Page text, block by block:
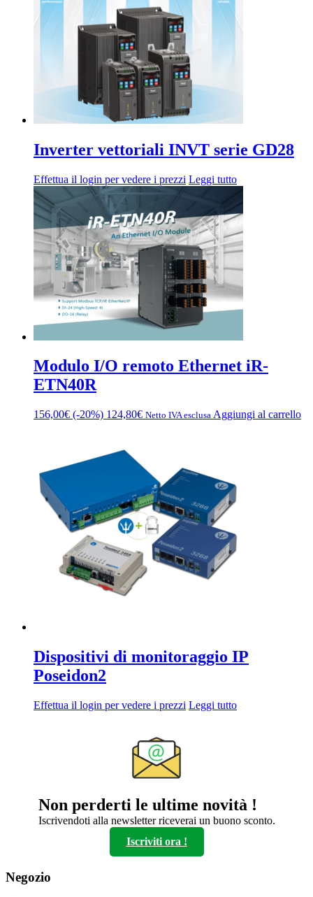
Inverter vettoriali INVT serie GD28
Effettua il login per vedere i prezzi Leggi tutto
Modulo I/O remoto Ethernet iR-
ETN40R
156,00€ (-20%) 124,80€ Netto IVA esclusa Aggiungi al carrello
Dispositivi di monitoraggio IP
Poseidon2
Effettua il login per vedere i prezzi Leggi tutto
Non perderti le ultime novità !
Iscrivendoti alla newsletter riceverai un buono sconto.
Iscriviti ora !
Negozio